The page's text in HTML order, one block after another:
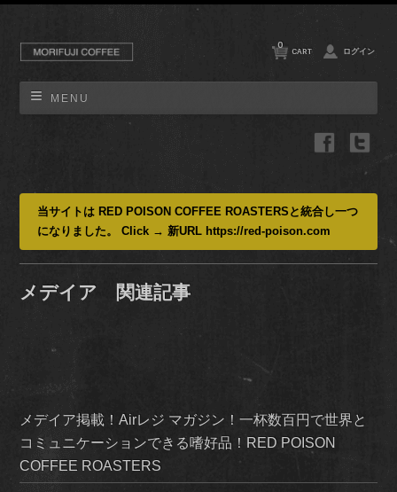
MENU
CART
0
ログイン
当サイトは RED POISON COFFEE ROASTERSと統合し一つ
になりました。 Click → 新URL https://red-poison.com
メデイア 関連記事
メデイア掲載！Airレジ マガジン！一杯数百円で世界と
コミュニケーションできる嗜好品！RED POISON
COFFEE ROASTERS